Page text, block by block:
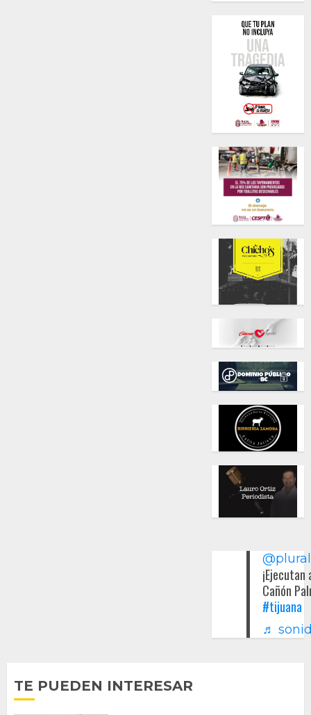
Cañón
#tijuana
♬
TE PUEDEN INTERESAR